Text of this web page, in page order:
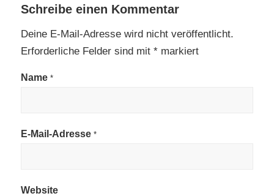
Schreibe einen Kommentar
Deine E-Mail-Adresse wird nicht veröffentlicht.
Erforderliche Felder sind mit *markiert
Name *
E-Mail-Adresse *
Website